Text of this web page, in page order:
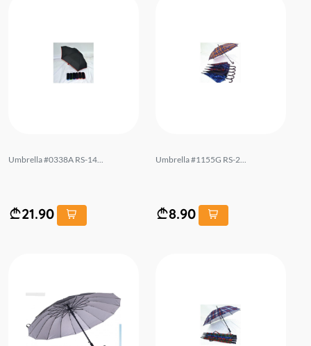
Umbrella #0338A RS-14...
21.90
Umbrella #1155G RS-2...
8.90